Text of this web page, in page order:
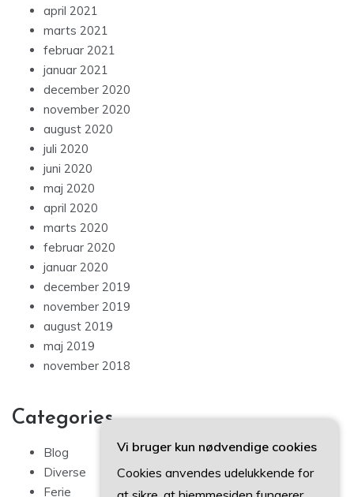
april 2021
marts 2021
februar 2021
januar 2021
december 2020
november 2020
august 2020
juli 2020
juni 2020
maj 2020
april 2020
marts 2020
februar 2020
januar 2020
december 2019
november 2019
august 2019
maj 2019
november 2018
Categories
Blog
Diverse
Ferie
Vi bruger kun nødvendige cookies
Cookies anvendes udelukkende for